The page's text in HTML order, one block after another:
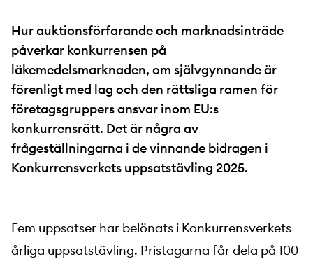
Hur auktionsförfarande och marknadsinträde
påverkar konkurrensen på
läkemedelsmarknaden, om självgynnande är
förenligt med lag och den rättsliga ramen för
företagsgruppers ansvar inom EU:s
konkurrensrätt. Det är några av
frågeställningarna i de vinnande bidragen i
Konkurrensverkets uppsatstävling 2025.
Fem uppsatser har belönats i Konkurrensverkets
årliga uppsatstävling. Pristagarna får dela på 100